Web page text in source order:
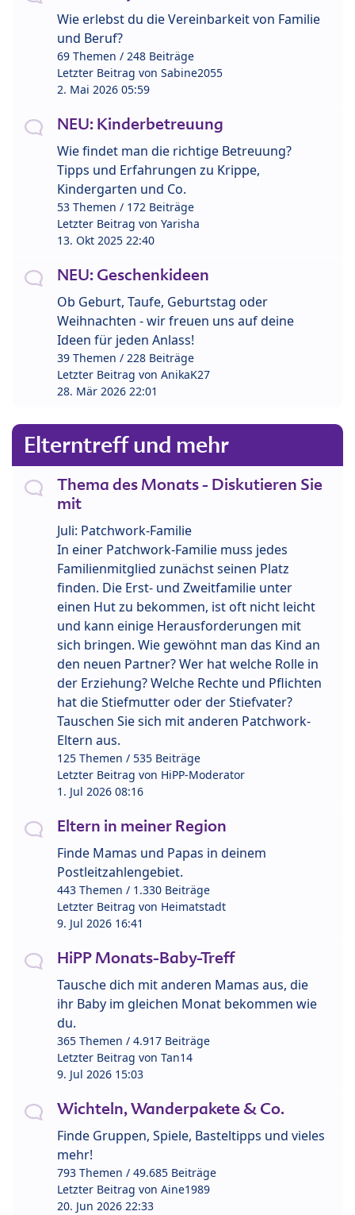
Wie erlebst du die Vereinbarkeit von Familie
und Beruf?
69 Themen / 248 Beiträge
Letzter Beitrag von Sabine2055
2. Mai 2026 05:59
NEU: Kinderbetreuung
Wie findet man die richtige Betreuung?
Tipps und Erfahrungen zu Krippe,
Kindergarten und Co.
53 Themen / 172 Beiträge
Letzter Beitrag von Yarisha
13. Okt 2025 22:40
NEU: Geschenkideen
Ob Geburt, Taufe, Geburtstag oder
Weihnachten - wir freuen uns auf deine
Ideen für jeden Anlass!
39 Themen / 228 Beiträge
Letzter Beitrag von AnikaK27
28. Mär 2026 22:01
Elterntreff und mehr
Thema des Monats - Diskutieren Sie
mit
Juli: Patchwork-Familie
In einer Patchwork-Familie muss jedes
Familienmitglied zunächst seinen Platz
finden. Die Erst- und Zweitfamilie unter
einen Hut zu bekommen, ist oft nicht leicht
und kann einige Herausforderungen mit
sich bringen. Wie gewöhnt man das Kind an
den neuen Partner? Wer hat welche Rolle in
der Erziehung? Welche Rechte und Pflichten
hat die Stiefmutter oder der Stiefvater?
Tauschen Sie sich mit anderen Patchwork-
Eltern aus.
125 Themen / 535 Beiträge
Letzter Beitrag von HiPP-Moderator
1. Jul 2026 08:16
Eltern in meiner Region
Finde Mamas und Papas in deinem
Postleitzahlengebiet.
443 Themen / 1.330 Beiträge
Letzter Beitrag von Heimatstadt
9. Jul 2026 16:41
HiPP Monats-Baby-Treff
Tausche dich mit anderen Mamas aus, die
ihr Baby im gleichen Monat bekommen wie
du.
365 Themen / 4.917 Beiträge
Letzter Beitrag von Tan14
9. Jul 2026 15:03
Wichteln, Wanderpakete & Co.
Finde Gruppen, Spiele, Basteltipps und vieles
mehr!
793 Themen / 49.685 Beiträge
Letzter Beitrag von Aine1989
20. Jun 2026 22:33